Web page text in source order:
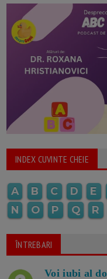
INDEX CUVINTE CHEIE
A B C D E
N
O P Q R
ÎNTREBARI
Voi iubi al